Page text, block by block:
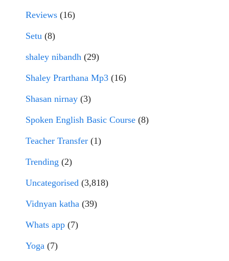
Reviews (16)
Setu (8)
shaley nibandh (29)
Shaley Prarthana Mp3 (16)
Shasan nirnay (3)
Spoken English Basic Course (8)
Teacher Transfer (1)
Trending (2)
Uncategorised (3,818)
Vidnyan katha (39)
Whats app (7)
Yoga (7)